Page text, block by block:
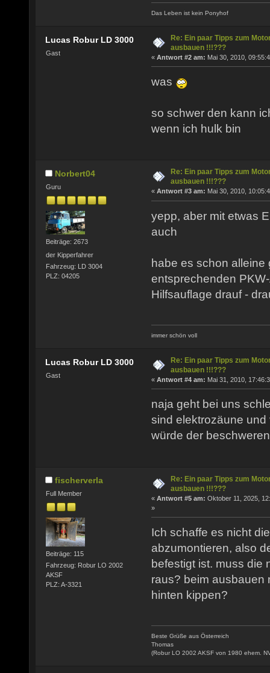
Das Leben ist kein Ponyhof
Lucas Robur LD 3000
Gast
Re: Ein paar Tipps zum
ausbauen !!!???
« Antwort #2 am: Mai 30, 2010,
was
so schwer den kann
wenn ich hulk bin
Norbert04
Guru
Beiträge: 2673
der Kipperfahrer
Fahrzeug: LD 3004
PLZ: 04205
Re: Ein paar Tipps zum
ausbauen !!!???
« Antwort #3 am: Mai 30, 2010,
yepp, aber mit etwas
auch
habe es schon alleine
entsprechenden
Hilfsauflage drauf -
immer schön voll
Lucas Robur LD 3000
Gast
Re: Ein paar Tipps zum
ausbauen !!!???
« Antwort #4 am: Mai 31, 2010,
naja geht bei uns
sind elektrozäune
würde der
fischerverla
Full Member
Beiträge: 115
Fahrzeug: Robur LO 2002
AKSF
PLZ: A-3321
Re: Ein paar Tipps zum
ausbauen !!!???
« Antwort #5 am: Oktober 11, 2025,
»
Ich schaffe es nicht
abzumontieren, also
befestigt ist. muss die
raus? beim ausbauen
hinten kippen?
Beste Grüße aus Österreich
Thomas
(Robur LO 2002 AKSF von 1980 ehem.